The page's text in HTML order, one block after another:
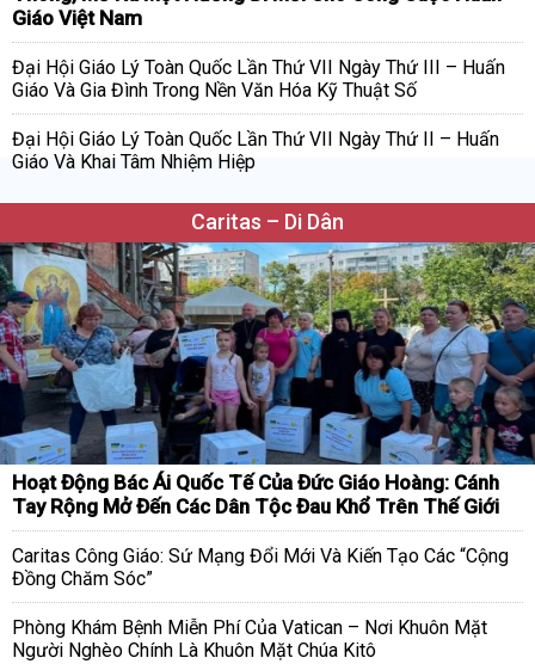
Giáo Việt Nam
Đại Hội Giáo Lý Toàn Quốc Lần Thứ VII Ngày Thứ III – Huấn
Giáo Và Gia Đình Trong Nền Văn Hóa Kỹ Thuật Số
Đại Hội Giáo Lý Toàn Quốc Lần Thứ VII Ngày Thứ II – Huấn
Giáo Và Khai Tâm Nhiệm Hiệp
Caritas – Di Dân
Hoạt Động Bác Ái Quốc Tế Của Đức Giáo Hoàng: Cánh
Tay Rộng Mở Đến Các Dân Tộc Đau Khổ Trên Thế Giới
Caritas Công Giáo: Sứ Mạng Đổi Mới Và Kiến Tạo Các “Cộng
Đồng Chăm Sóc”
Phòng Khám Bệnh Miễn Phí Của Vatican – Nơi Khuôn Mặt
Người Nghèo Chính Là Khuôn Mặt Chúa Kitô